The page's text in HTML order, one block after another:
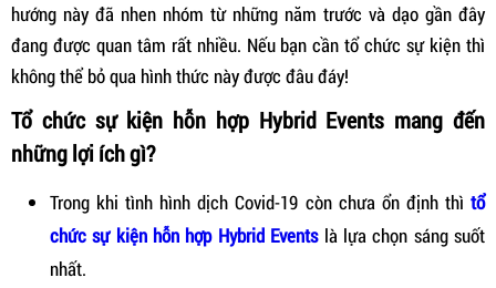
hướng này đã nhen nhóm từ những năm trước và dạo gần đây
đang được quan tâm rất nhiều. Nếu bạn cần tổ chức sự kiện thì
không thể bỏ qua hình thức này được đâu đáy!
Tổ chức sự kiện hỗn hợp Hybrid Events mang đến
những lợi ích gì?
Trong khi tình hình dịch Covid-19 còn chưa ổn định thì tổ
chức sự kiện hỗn hợp Hybrid Eventslà lựa chọn sáng suốt
nhất.